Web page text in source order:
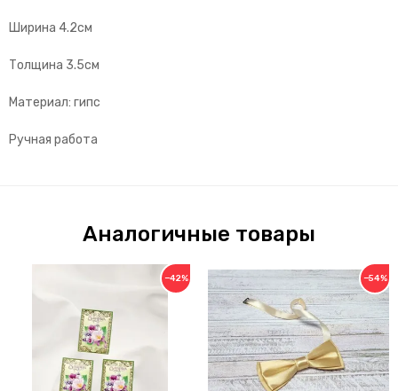
Ширина 4.2см
Толщина 3.5см
Материал: гипс
Ручная работа
Аналогичные товары
−42% −54%